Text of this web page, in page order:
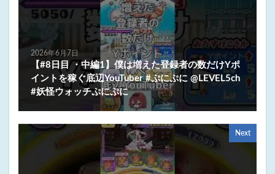
2026年6月7日
【#8日目 ・中編1】僕は増えた登録者の数だけYポ
イントを稼ぐ底辺YouTuber #ぷにぷに @LEVEL5ch
#妖怪ウォッチぷにぷに
Next